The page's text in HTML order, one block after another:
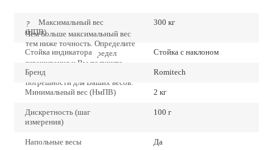
?
Чем больше максимальный вес
тем ниже точность. Определите
точно наибольший предел
взвешивания и Вы получите
наиболее низкие значения
погрешности для Ваших весов.
Максимальный вес
(НПВ)
300 кг
Стойка индикатора Стойка с наклоном
Бренд Romitech
Минимальный вес (НмПВ) 2 кг
Дискретность (шаг
измерения)
100 г
Напольные весы Да